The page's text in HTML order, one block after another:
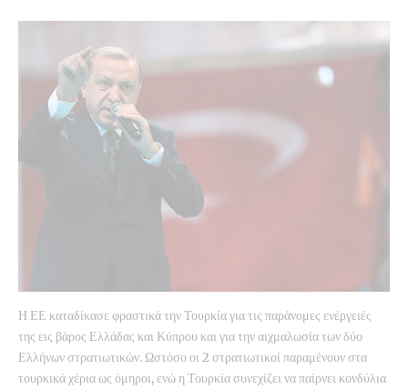
Η ΕΕ καταδίκασε φραστικά την Τουρκία για τις παράνομες ενέργειές
της εις βάρος Ελλάδας και Κύπρου και για την αιχμαλωσία των δύο
Ελλήνων στρατιωτικών. Ωστόσο οι 2 στρατιωτικοί παραμένουν στα
τουρκικά χέρια ως όμηροι, ενώ η Τουρκία συνεχίζει να παίρνει κονδύλια